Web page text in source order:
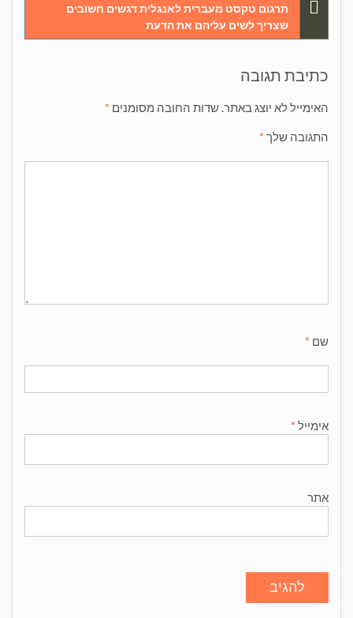
תרגום טקסט מעברית לאנגלית דגשים חשובים
שצריך לשים עליהם את הדעת
כתיבת תגובה
האימייל לא יוצג באתר. שדות החובה מסומנים *
התגובה שלך *
שם *
אימייל *
אתר